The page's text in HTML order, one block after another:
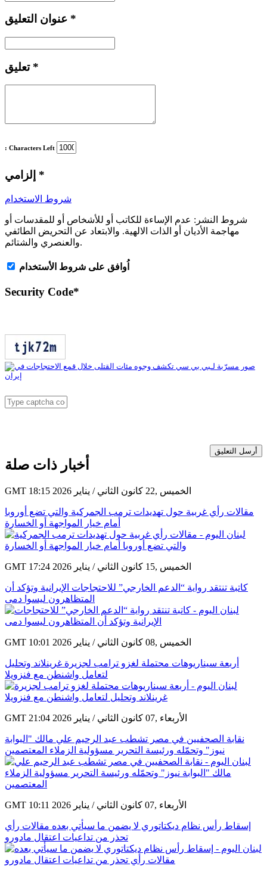
*
تعليق *
: Characters Left
*
شروط الاستخدام
شروط النشر: عدم الإساءة للكاتب أو للأشخاص أو للمقدسات أو
مهاجمة الأديان أو الذات الالهية. والابتعاد عن التحريض الطائفي
والعنصري والشتائم.
اُوافق على شروط الأستخدام
Security Code*
أرسل التعليق
أخبار ذات صلة
GMT 18:15 2026 الخميس ,22 كانون الثاني / يناير
مقالات رأي غربية حول تهديدات ترمب الجمركية والتي تضع أوروبا
أمام خيار المواجهة أو الخسارة
GMT 17:24 2026 الخميس ,15 كانون الثاني / يناير
كاتبة تنتقد رواية “الدعم الخارجي” للاحتجاجات الإيرانية وتؤكد أن
المتظاهرون ليسوا دمى
GMT 10:01 2026 الخميس ,08 كانون الثاني / يناير
أربعة سيناريوهات محتملة لغزو ترامب لجزيرة غرينلاند وتحليل
لتعامل واشنطن مع فنزويلا
GMT 21:04 2026 الأربعاء ,07 كانون الثاني / يناير
نقابة الصحفيين في مصر تشطب عبد الرحيم علي مالك "البوابة
نيوز" وتحمّله ورئيسة التحرير مسؤولية الزملاء المعتصمين
GMT 10:11 2026 الأربعاء ,07 كانون الثاني / يناير
إسقاط رأس نظام ديكتاتوري لا يضمن ما سيأتي بعده مقالات رأي
تحذر من تداعيات اعتقال مادورو